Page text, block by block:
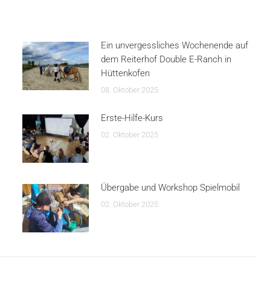
Ein unvergessliches Wochenende auf
dem Reiterhof Double E-Ranch in
Hüttenkofen
08. Oktober 2025
Erste-Hilfe-Kurs
02. Oktober 2025
Übergabe und Workshop Spielmobil
02. Oktober 2025